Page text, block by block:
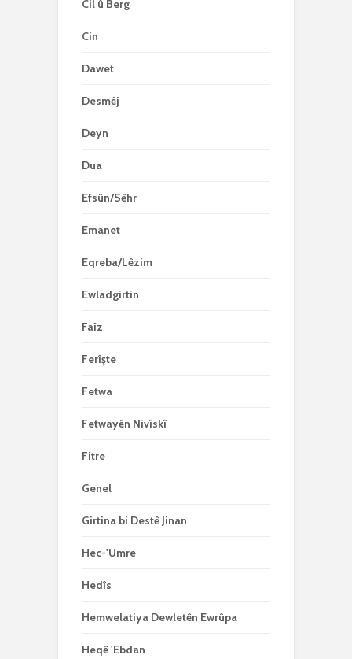
Cil û Berg
Cin
Dawet
Desmêj
Deyn
Dua
Efsûn/Sêhr
Emanet
Eqreba/Lêzim
Ewladgirtin
Faîz
Ferîşte
Fetwa
Fetwayên Nivîskî
Fitre
Genel
Girtina bi Destê Jinan
Hec-'Umre
Hedîs
Hemwelatiya Dewletên Ewrûpa
Heqê 'Ebdan